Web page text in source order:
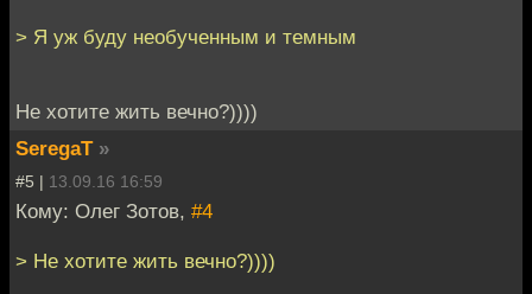
> Я уж буду необученным и темным
Не хотите жить вечно?))))
SeregaT »
#5 | 13.09.16 16:59
Кому: Олег Зотов, #4
> Не хотите жить вечно?))))